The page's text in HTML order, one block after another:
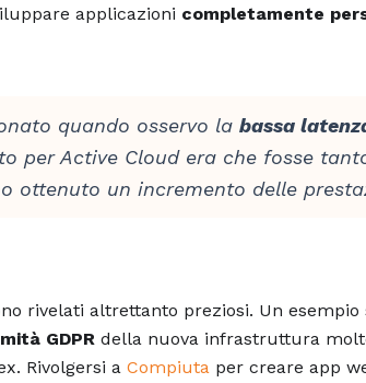
applicazioni completamente
quando osservo la bassa
per Active Cloud era che fosse
ottenuto un incremento delle
rivelati altrettanto preziosi. Un
GDPR della nuova infrastruttura
Rivolgersi a Compiuta per creare app